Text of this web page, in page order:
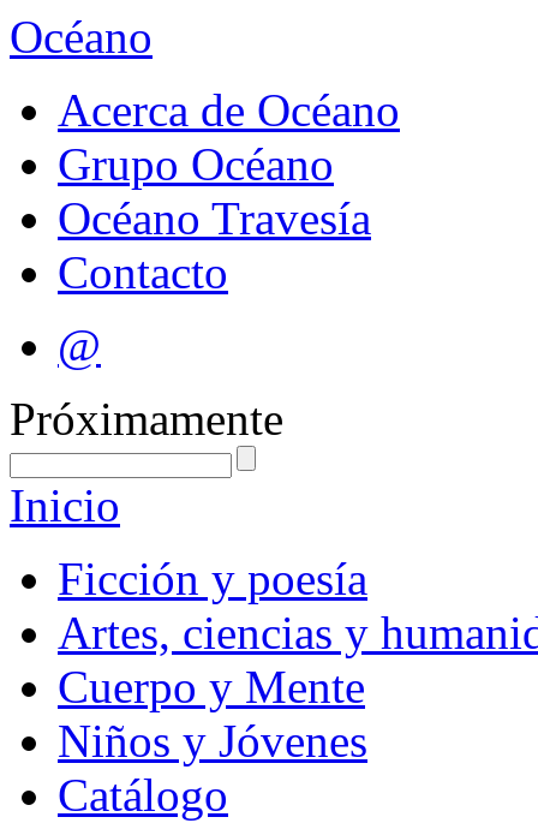
Océano
Acerca de Océano
Grupo Océano
Océano Travesía
Contacto
@
Próximamente
Inicio
Ficción y poesía
Artes, ciencias y
Cuerpo y Mente
Niños y Jóvenes
Catálogo